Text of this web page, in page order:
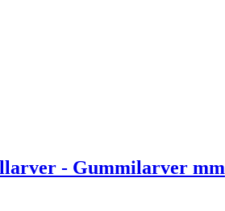
- Gummilarver mm